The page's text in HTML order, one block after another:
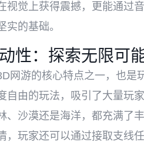
视觉上获得震撼，更能通过
的基础。
性：探索无限可
网游的核心特点之一，也是
自由的玩法，吸引了大量玩
、沙漠还是海洋，都充满了
，玩家还可以通过接取支线